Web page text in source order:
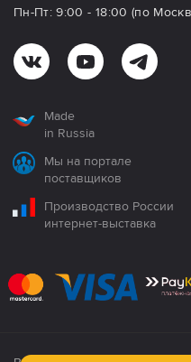
Пн-Пт: 9:00 - 18:00 (по
Made
in Russia
Мы на портале
поставщиков
Производство России
интернет-выставка